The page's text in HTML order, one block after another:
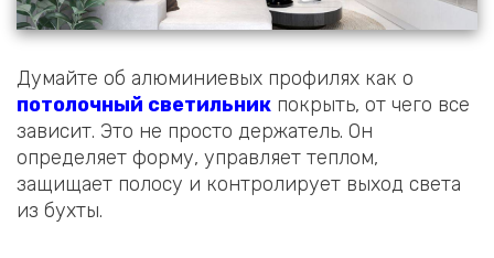
Думайте об алюминиевых профилях как о
потолочный светильник покрыть, от чего все
зависит. Это не просто держатель. Он
определяет форму, управляет теплом,
защищает полосу и контролирует выход света
из бухты.